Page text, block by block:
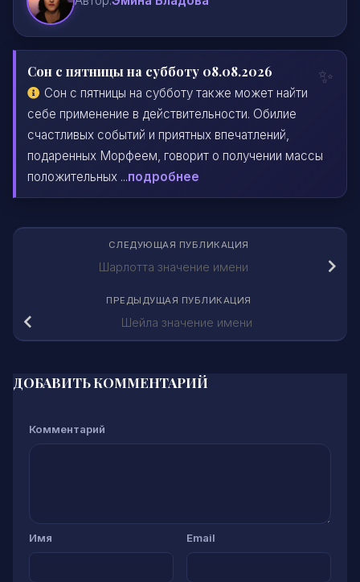
Сон с пятницы на субботу 08.08.2026
Сон с пятницы на субботу также может найти
себе применение в действительности. Обилие
счастливых событий и приятных впечатлений,
подаренных Морфеем, говорит о получении массы
положительных ...подробнее
СЛЕДУЮЩАЯ ПУБЛИКАЦИЯ
Шарлотта значение имени
ПРЕДЫДУЩАЯ ПУБЛИКАЦИЯ
Шейла значение имени
ДОБАВИТЬ КОММЕНТАРИЙ
Комментарий
Имя Email